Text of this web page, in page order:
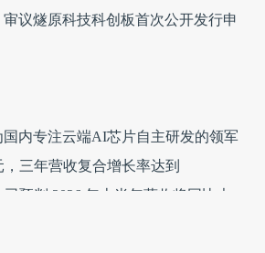
议燧原科技科创板首次公开发行申
内专注云端AI芯片自主研发的领军
三年营收复合增长率达到
预判 2026 年上半年营收将同比大